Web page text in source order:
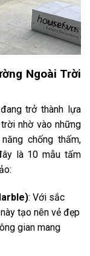
Ngoài Trời
trở thành lựa
nhờ vào những
chống thấm,
là 10 mẫu tấm
: Với sắc
tạo nên vẻ đẹp
gian mang